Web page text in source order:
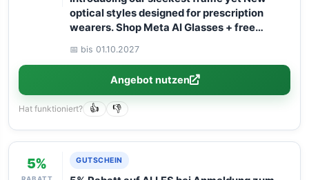
optical styles designed for prescription
wearers. Shop Meta AI Glasses + free
📅 bis 01.10.2027
Angebot nutzen
Hat funktioniert? 👍 👎
5% GUTSCHEIN